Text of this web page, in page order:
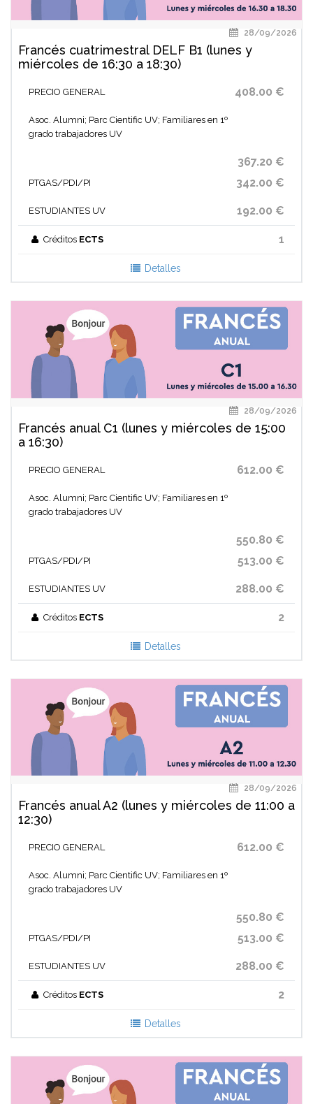
28/09/2026
Francés cuatrimestral DELF B1 (lunes y
miércoles de 16:30 a 18:30)
PRECIO GENERAL 408.00 €
Asoc. Alumni; Parc Cientific UV; Familiares en 1º
grado trabajadores UV
367.20 €
PTGAS/PDI/PI 342.00 €
ESTUDIANTES UV 192.00 €
Créditos ECTS 1
Detalles
28/09/2026
Francés anual C1 (lunes y miércoles de 15:00
a 16:30)
PRECIO GENERAL 612.00 €
Asoc. Alumni; Parc Cientific UV; Familiares en 1º
grado trabajadores UV
550.80 €
PTGAS/PDI/PI 513.00 €
ESTUDIANTES UV 288.00 €
Créditos ECTS 2
Detalles
28/09/2026
Francés anual A2 (lunes y miércoles de 11:00 a
12:30)
PRECIO GENERAL 612.00 €
Asoc. Alumni; Parc Cientific UV; Familiares en 1º
grado trabajadores UV
550.80 €
PTGAS/PDI/PI 513.00 €
ESTUDIANTES UV 288.00 €
Créditos ECTS 2
Detalles